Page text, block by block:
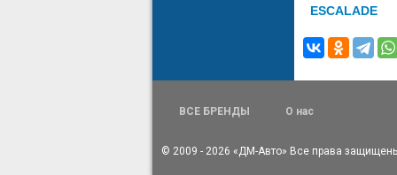
ESCALADE
ВСЕ БРЕНДЫ О нас
© 2009 - 2026 «ДМ-Авто» Все права